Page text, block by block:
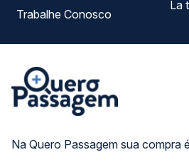
Na Quero Passagem sua compra
Trabalhe Conosco